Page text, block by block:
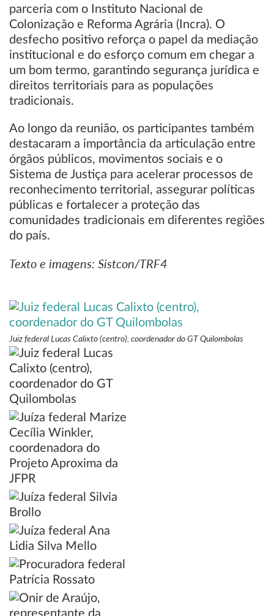
parceria com o Instituto Nacional de
Colonização e Reforma Agrária (Incra). O
desfecho positivo reforça o papel da mediação
institucional e do esforço comum em chegar a
um bom termo, garantindo segurança jurídica e
direitos territoriais para as populações
tradicionais.
Ao longo da reunião, os participantes também
destacaram a importância da articulação entre
órgãos públicos, movimentos sociais e o
Sistema de Justiça para acelerar processos de
reconhecimento territorial, assegurar políticas
públicas e fortalecer a proteção das
comunidades tradicionais em diferentes regiões
do país.
Texto e imagens: Sistcon/TRF4
Juiz federal Lucas Calixto (centro), coordenador do GT Quilombolas